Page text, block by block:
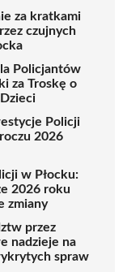
za kratkami
czujnych
Policjantów
za Troskę o
Policji
2026
w Płocku:
2026 roku
zmiany
przez
nadzieje na
spraw